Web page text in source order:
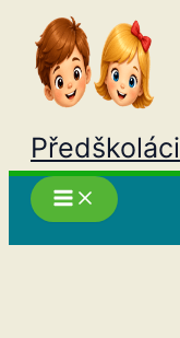
Přeskočit
obsah
Předškoláci